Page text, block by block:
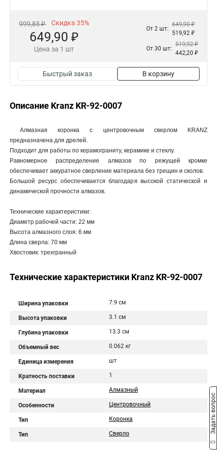
999,85 ₽ Скидка 35%
649,90 ₽
Цена за 1 шт
От 2 шт:
649,90 ₽
519,92 ₽
От 30 шт:
519,92 ₽
442,20 ₽
Быстрый заказ В корзину
Описание Kranz KR-92-0007
Алмазная коронка с центровочным сверлом KRANZ
предназначена для дрелей.
Подходит для работы по керамограниту, керамике и стеклу.
Равномерное распределение алмазов по режущей кромке
обеспечивает аккуратное сверление материала без трещин и сколов.
Большой ресурс обеспечивается благодаря высокой статической и
динамической прочности алмазов.
Технические характеристики:
Диаметр рабочей части: 22 мм
Высота алмазного слоя: 6 мм
Длина сверла: 70 мм
Хвостовик: трехгранный
Технические характеристики Kranz KR-92-0007
Ширина упаковки 7.9 см
Высота упаковки 3.1 см
Глубина упаковки 13.3 см
Объемный вес 0.062 кг
Единица измерения шт
Кратность поставки 1
Материал Алмазный
Особенности Центровочный
Тип Коронка
Тип Сверло Задать вопрос